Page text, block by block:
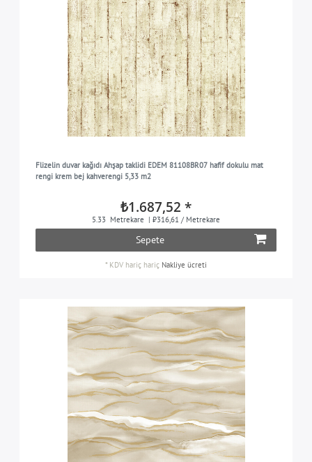
Flizelin duvar kağıdı Ahşap taklidi EDEM 81108BR07 hafif dokulu mat
rengi krem bej kahverengi 5,33 m2
₺1.687,52 *
5.33 Metrekare | ₺316,61 / Metrekare
Sepete
* KDV hariç hariç Nakliye ücreti